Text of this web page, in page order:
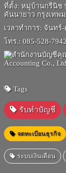
ที่ตั้ง:หมู่บ้านกรีนิช
คันนายาว กรุงเทพ
เวลาทำการ:จันทร์-
โทร.: 085-528-
Tags
รับทำบัญชี
จดทะเบียนธุรกิจ
ระบบเงินเดือน